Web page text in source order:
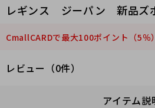
レギンス ジーパン 新品ズ
CmallCARDで最大100ポイント（5％
レビュー（0件）
アイテム説